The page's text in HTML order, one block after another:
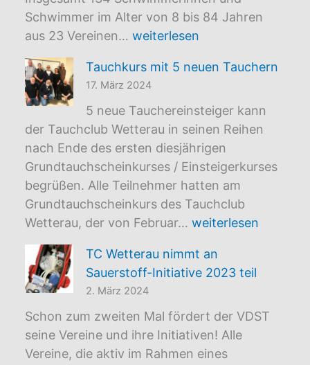
Schwimmer im Alter von 8 bis 84 Jahren
aus 23 Vereinen… 42.
Osterschwimmen
weiterlesen
Tauchkurs mit 5 neuen Tauchern
17. März 2024
5 neue Tauchereinsteiger kann
der Tauchclub Wetterau in seinen Reihen
nach Ende des ersten diesjährigen
Grundtauchscheinkurses / Einsteigerkurses
begrüßen. Alle Teilnehmer hatten am
Grundtauchscheinkurs des Tauchclub
Wetterau, der von Februar… Tauchkurs
5
neuen
weiterlesen
TC Wetterau nimmt an
Sauerstoff-Initiative 2023 teil
2. März 2024
Schon zum zweiten Mal fördert der VDST
seine Vereine und ihre Initiativen! Alle
Vereine, die aktiv im Rahmen eines